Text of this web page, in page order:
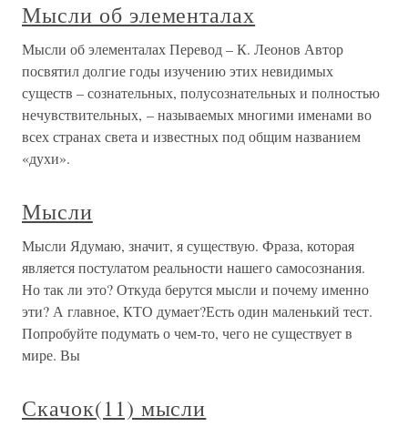
Мысли об элементалах
Мысли об элементалах Перевод – К. Леонов Автор
посвятил долгие годы изучению этих невидимых
существ – сознательных, полусознательных и полностью
нечувствительных, – называемых многими именами во
всех странах света и известных под общим названием
«духи».
Мысли
Мысли Ядумаю, значит, я существую. Фраза, которая
является постулатом реальности нашего самосознания.
Но так ли это? Откуда берутся мысли и почему именно
эти? А главное, КТО думает?Есть один маленький тест.
Попробуйте подумать о чем-то, чего не существует в
мире. Вы
Скачок(11) мысли